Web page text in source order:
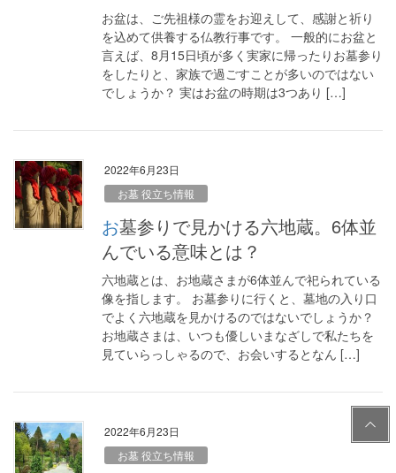
お盆は、ご先祖様の霊をお迎えして、感謝と祈り
を込めて供養する仏教行事です。 一般的にお盆と
言えば、8月15日頃が多く実家に帰ったりお墓参り
をしたりと、家族で過ごすことが多いのではない
でしょうか？ 実はお盆の時期は3つあり […]
2022年6月23日
お墓 役立ち情報
お墓参りで見かける六地蔵。6体並
んでいる意味とは？
六地蔵とは、お地蔵さまが6体並んで祀られている
像を指します。 お墓参りに行くと、墓地の入り口
でよく六地蔵を見かけるのではないでしょうか？
お地蔵さまは、いつも優しいまなざしで私たちを
見ていらっしゃるので、お会いするとなん […]
2022年6月23日
お墓 役立ち情報
PAG
E